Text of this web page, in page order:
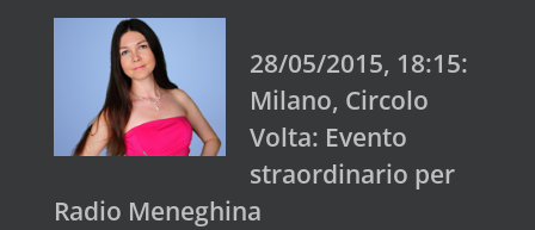
28/05/2015, 18:15:
Milano, Circolo
Volta: Evento
straordinario per
Radio Meneghina